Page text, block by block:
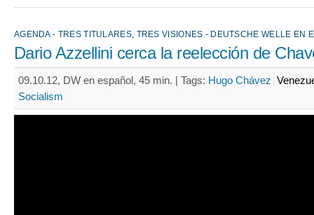
AGENDA - TRES TITULARES, TRES VISIONES - DEUTSCHE WELLE EN
Dario Azzellini cerca la reelección de
09.10.12, DW en español, 45 min. | Tags: Hugo Chávez
Socialism